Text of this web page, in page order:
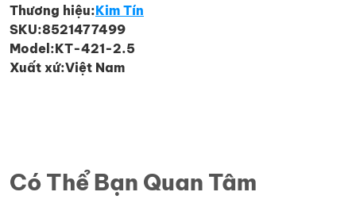
Thương hiệu:Kim Tín
SKU:8521477499
Model:KT-421-2.5
Xuất xứ:Việt Nam
Có Thể Bạn Quan Tâm